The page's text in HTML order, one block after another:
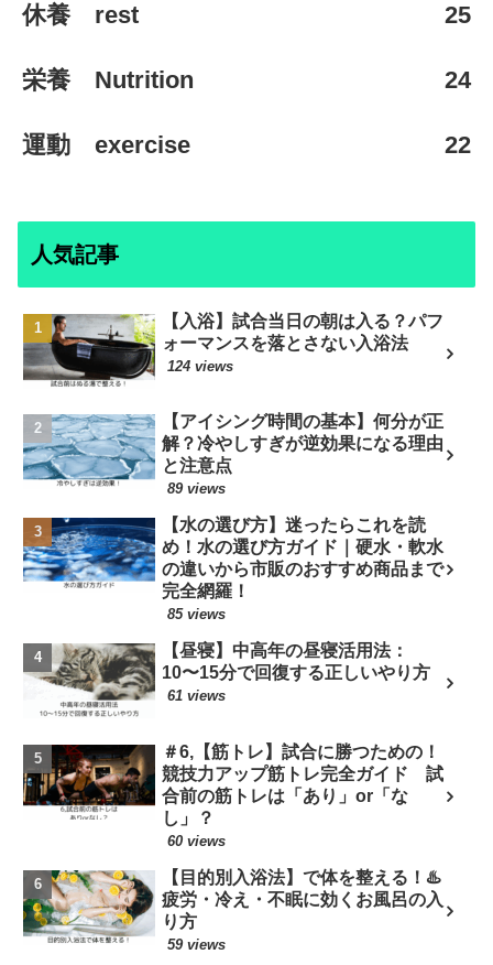
休養 rest 25
栄養 Nutrition 24
運動 exercise 22
人気記事
【入浴】試合当日の朝は入る？パフ
ォーマンスを落とさない入浴法
124 views
【アイシング時間の基本】何分が正
解？冷やしすぎが逆効果になる理由
と注意点
89 views
【水の選び方】迷ったらこれを読
め！水の選び方ガイド｜硬水・軟水
の違いから市販のおすすめ商品まで
完全網羅！
85 views
【昼寝】中高年の昼寝活用法：
10〜15分で回復する正しいやり方
61 views
＃6,【筋トレ】試合に勝つための！
競技力アップ筋トレ完全ガイド 試
合前の筋トレは「あり」or「な
し」？
60 views
【目的別入浴法】で体を整える！♨️
疲労・冷え・不眠に効くお風呂の入
り方
59 views